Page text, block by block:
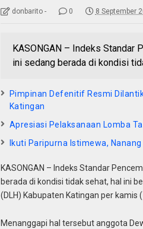
donbarito - 0 8 September
KASONGAN – Indeks Standar
ini sedang berada di kondisi
Pimpinan Defenitif Resmi
Katingan
Apresiasi Pelaksanaan Lomba
Ikuti Paripurna Istimewa,
KASONGAN – Indeks Standar
berada di kondisi tidak sehat, hal ini
(DLH) Kabupaten Katingan per kamis
Menanggapi hal tersebut anggota